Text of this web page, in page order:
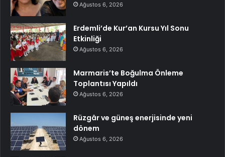
Ağustos 6, 2026
Erdemli’de Kur’an Kursu Yıl Sonu
Etkinliği
Ağustos 6, 2026
Marmaris’te Boğulma Önleme
Toplantısı Yapıldı
Ağustos 6, 2026
Rüzgâr ve güneş enerjisinde yeni
dönem
Ağustos 6, 2026